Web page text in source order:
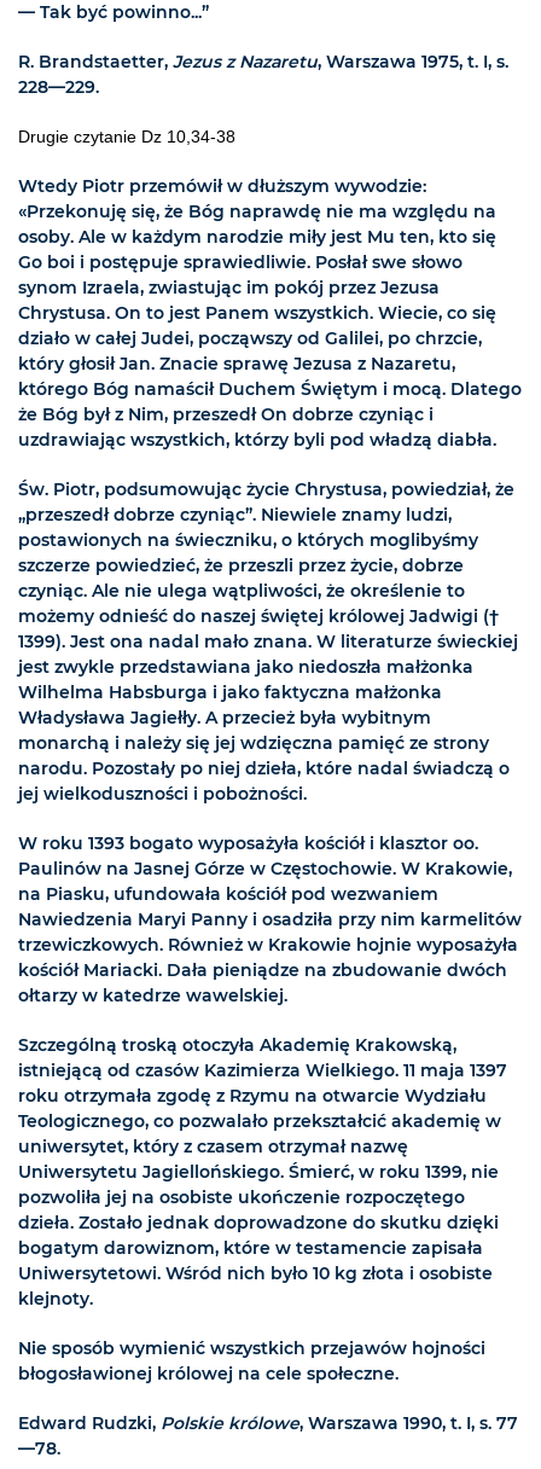
— Tak być powinno...”
R. Brandstaetter, Jezus z Nazaretu, Warszawa 1975, t. I, s.
228—229.
Drugie czytanie Dz 10,34-38
Wtedy Piotr przemówił w dłuższym wywodzie:
«Przekonuję się, że Bóg naprawdę nie ma względu na
osoby. Ale w każdym narodzie miły jest Mu ten, kto się
Go boi i postępuje sprawiedliwie. Posłał swe słowo
synom Izraela, zwiastując im pokój przez Jezusa
Chrystusa. On to jest Panem wszystkich. Wiecie, co się
działo w całej Judei, począwszy od Galilei, po chrzcie,
który głosił Jan. Znacie sprawę Jezusa z Nazaretu,
którego Bóg namaścił Duchem Świętym i mocą. Dlatego
że Bóg był z Nim, przeszedł On dobrze czyniąc i
uzdrawiając wszystkich, którzy byli pod władzą diabła.
Św. Piotr, podsumowując życie Chrystusa, powiedział, że
„przeszedł dobrze czyniąc”. Niewiele znamy ludzi,
postawionych na świeczniku, o których moglibyśmy
szczerze powiedzieć, że przeszli przez życie, dobrze
czyniąc. Ale nie ulega wątpliwości, że określenie to
możemy odnieść do naszej świętej królowej Jadwigi (†
1399). Jest ona nadal mało znana. W literaturze świeckiej
jest zwykle przedstawiana jako niedoszła małżonka
Wilhelma Habsburga i jako faktyczna małżonka
Władysława Jagiełły. A przecież była wybitnym
monarchą i należy się jej wdzięczna pamięć ze strony
narodu. Pozostały po niej dzieła, które nadal świadczą o
jej wielkoduszności i pobożności.
W roku 1393 bogato wyposażyła kościół i klasztor oo.
Paulinów na Jasnej Górze w Częstochowie. W Krakowie,
na Piasku, ufundowała kościół pod wezwaniem
Nawiedzenia Maryi Panny i osadziła przy nim karmelitów
trzewiczkowych. Również w Krakowie hojnie wyposażyła
kościół Mariacki. Dała pieniądze na zbudowanie dwóch
ołtarzy w katedrze wawelskiej.
Szczególną troską otoczyła Akademię Krakowską,
istniejącą od czasów Kazimierza Wielkiego. 11 maja 1397
roku otrzymała zgodę z Rzymu na otwarcie Wydziału
Teologicznego, co pozwalało przekształcić akademię w
uniwersytet, który z czasem otrzymał nazwę
Uniwersytetu Jagiellońskiego. Śmierć, w roku 1399, nie
pozwoliła jej na osobiste ukończenie rozpoczętego
dzieła. Zostało jednak doprowadzone do skutku dzięki
bogatym darowiznom, które w testamencie zapisała
Uniwersytetowi. Wśród nich było 10 kg złota i osobiste
klejnoty.
Nie sposób wymienić wszystkich przejawów hojności
błogosławionej królowej na cele społeczne.
Edward Rudzki, Polskie królowe, Warszawa 1990, t. I, s. 77
—78.